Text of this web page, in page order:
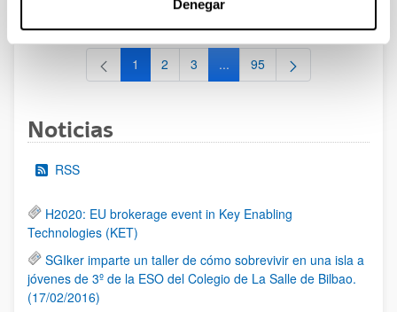
Denegar
al 30/07/2026 (ambos incluídos)
Página
1 Página
2 Página
3 ...Páginas intermedias Use TAB
Página
95
Noticias
RSS
H2020: EU brokerage event in Key Enabling
Technologies (KET)
SGIker imparte un taller de cómo sobrevivir en una isla a
jóvenes de 3º de la ESO del Colegio de La Salle de Bilbao.
(17/02/2016)